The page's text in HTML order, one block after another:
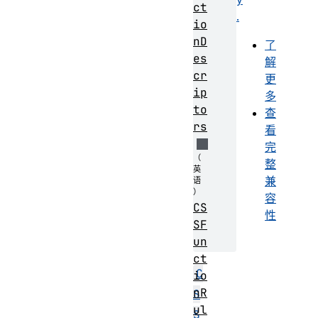
.
了
解
更
多
查
看
完
整
兼
容
性
C
S
S
ct
io
nD
es
cr
ip
to
rs
CS
SF
un
ct
io
nR
ul